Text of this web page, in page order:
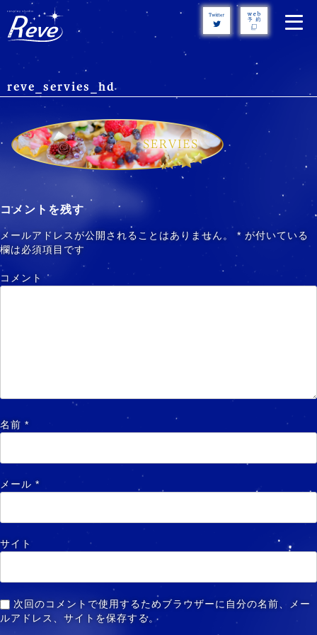
content
reve_servies_hd
コメントを残す
メールアドレスが公開されることはありません。 * が付いている
欄は必須項目です
コメント
名前 *
メール *
サイト
次回のコメントで使用するためブラウザーに自分の名前、メー
ルアドレス、サイトを保存する。